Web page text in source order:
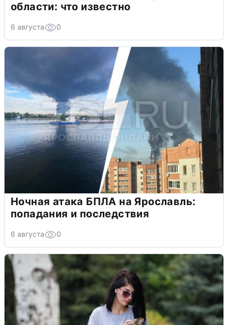
области: что известно
6 августа 0
Ночная атака БПЛА на Ярославль:
попадания и последствия
6 августа 0